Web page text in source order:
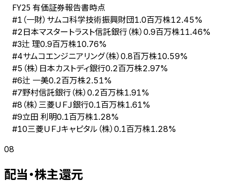
FY25 有価証券報告書時点
#1 （一財）サムコ科学技術振興財団1.0百万株12.45%
#2 日本マスタートラスト信託銀行（株） 0.9百万株11.46%
#3辻 理0.9百万株10.76%
#4サムコエンジニアリング（株） 0.8百万株10.59%
#5 （株）日本カストディ銀行0.2百万株2.97%
#6辻 一美0.2百万株2.51%
#7野村信託銀行（株） 0.2百万株1.91%
#8 （株）三菱ＵＦＪ銀行0.1百万株1.61%
#9立田 利明0.1百万株1.28%
#10三菱ＵＦＪキャピタル（株） 0.1百万株1.28%
08
配当・株主還元